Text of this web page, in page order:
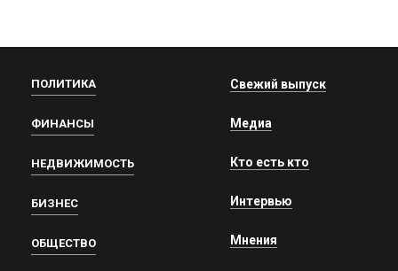
ПОЛИТИКА
ФИНАНСЫ
НЕДВИЖИМОСТЬ
БИЗНЕС
ОБЩЕСТВО
Свежий выпуск
Медиа
Кто есть кто
Интервью
Мнения